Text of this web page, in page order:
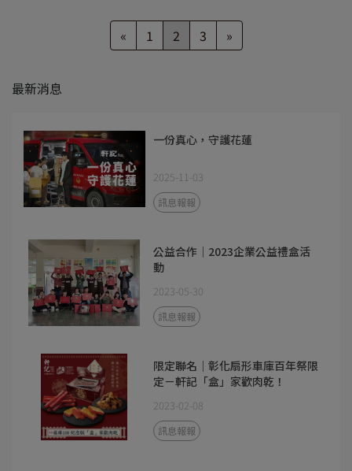
« 1 2 3 »
最新消息
一份真心，守護花蓮
2025-11-03
訊息報報
公益合作｜2023企業公益禮盒活
動
2023-05-30
訊息報報
限定聯名｜彰化扇形車庫百年祭限
定－軒記「盒」家歡肉乾！
2023-02-08
訊息報報